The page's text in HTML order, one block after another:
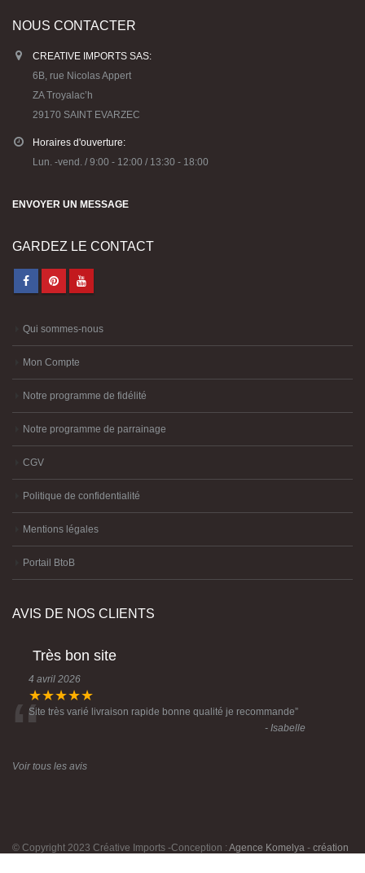
NOUS CONTACTER
CREATIVE IMPORTS SAS:
6B, rue Nicolas Appert
ZA Troyalac’h
29170 SAINT EVARZEC
Horaires d'ouverture:
Lun. -vend. / 9:00 - 12:00 / 13:30 - 18:00
ENVOYER UN MESSAGE
GARDEZ LE CONTACT
Qui sommes-nous
Mon Compte
Notre programme de fidélité
Notre programme de parrainage
CGV
Politique de confidentialité
Mentions légales
Portail BtoB
AVIS DE NOS CLIENTS
Très bon site
4 avril 2026
★★★★★
“Site très varié livraison rapide bonne qualité je recommande
- Isabelle
Voir tous les avis
© Copyright 2023 Créative Imports -Conception : Agence Komelya - création